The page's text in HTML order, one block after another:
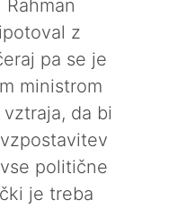
z
pa se je
ministrom
da bi
politične
je treba